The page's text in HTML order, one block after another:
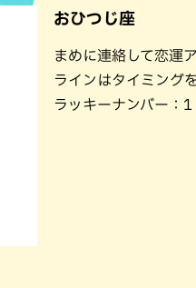
イキング スイーツ
カレー
タコス・タコラ
おひつじ座
まめに連絡して恋運
ラインはタイミング
ラッキーナンバー：1